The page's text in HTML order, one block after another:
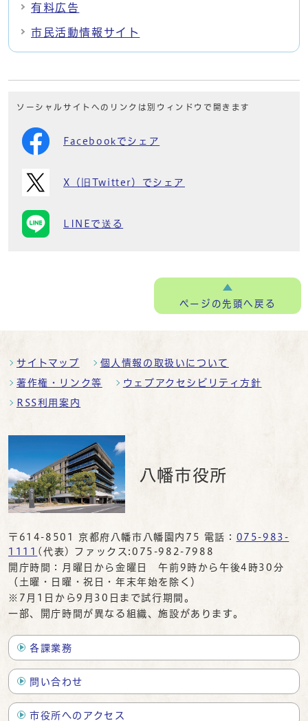
有料広告
市民活動情報サイト
ソーシャルサイトへのリンクは別ウィンドウで開きます
Facebookでシェア
X（旧Twitter）でシェア
LINEで送る
ページの先頭へ戻る
サイトマップ 個人情報の取扱いについて
著作権・リンク等 ウェブアクセシビリティ方針
RSS利用案内
八幡市役所
〒614-8501 京都府八幡市八幡園内75 電話： 075-983-
1111 (代表) ファックス:075-982-7988
開庁時間：月曜日から金曜日 午前9時から午後4時30分
（土曜・日曜・祝日・年末年始を除く）
※7月1日から9月30日まで試行期間。
一部、開庁時間が異なる組織、施設があります。
各課業務
問い合わせ
市役所へのアクセス